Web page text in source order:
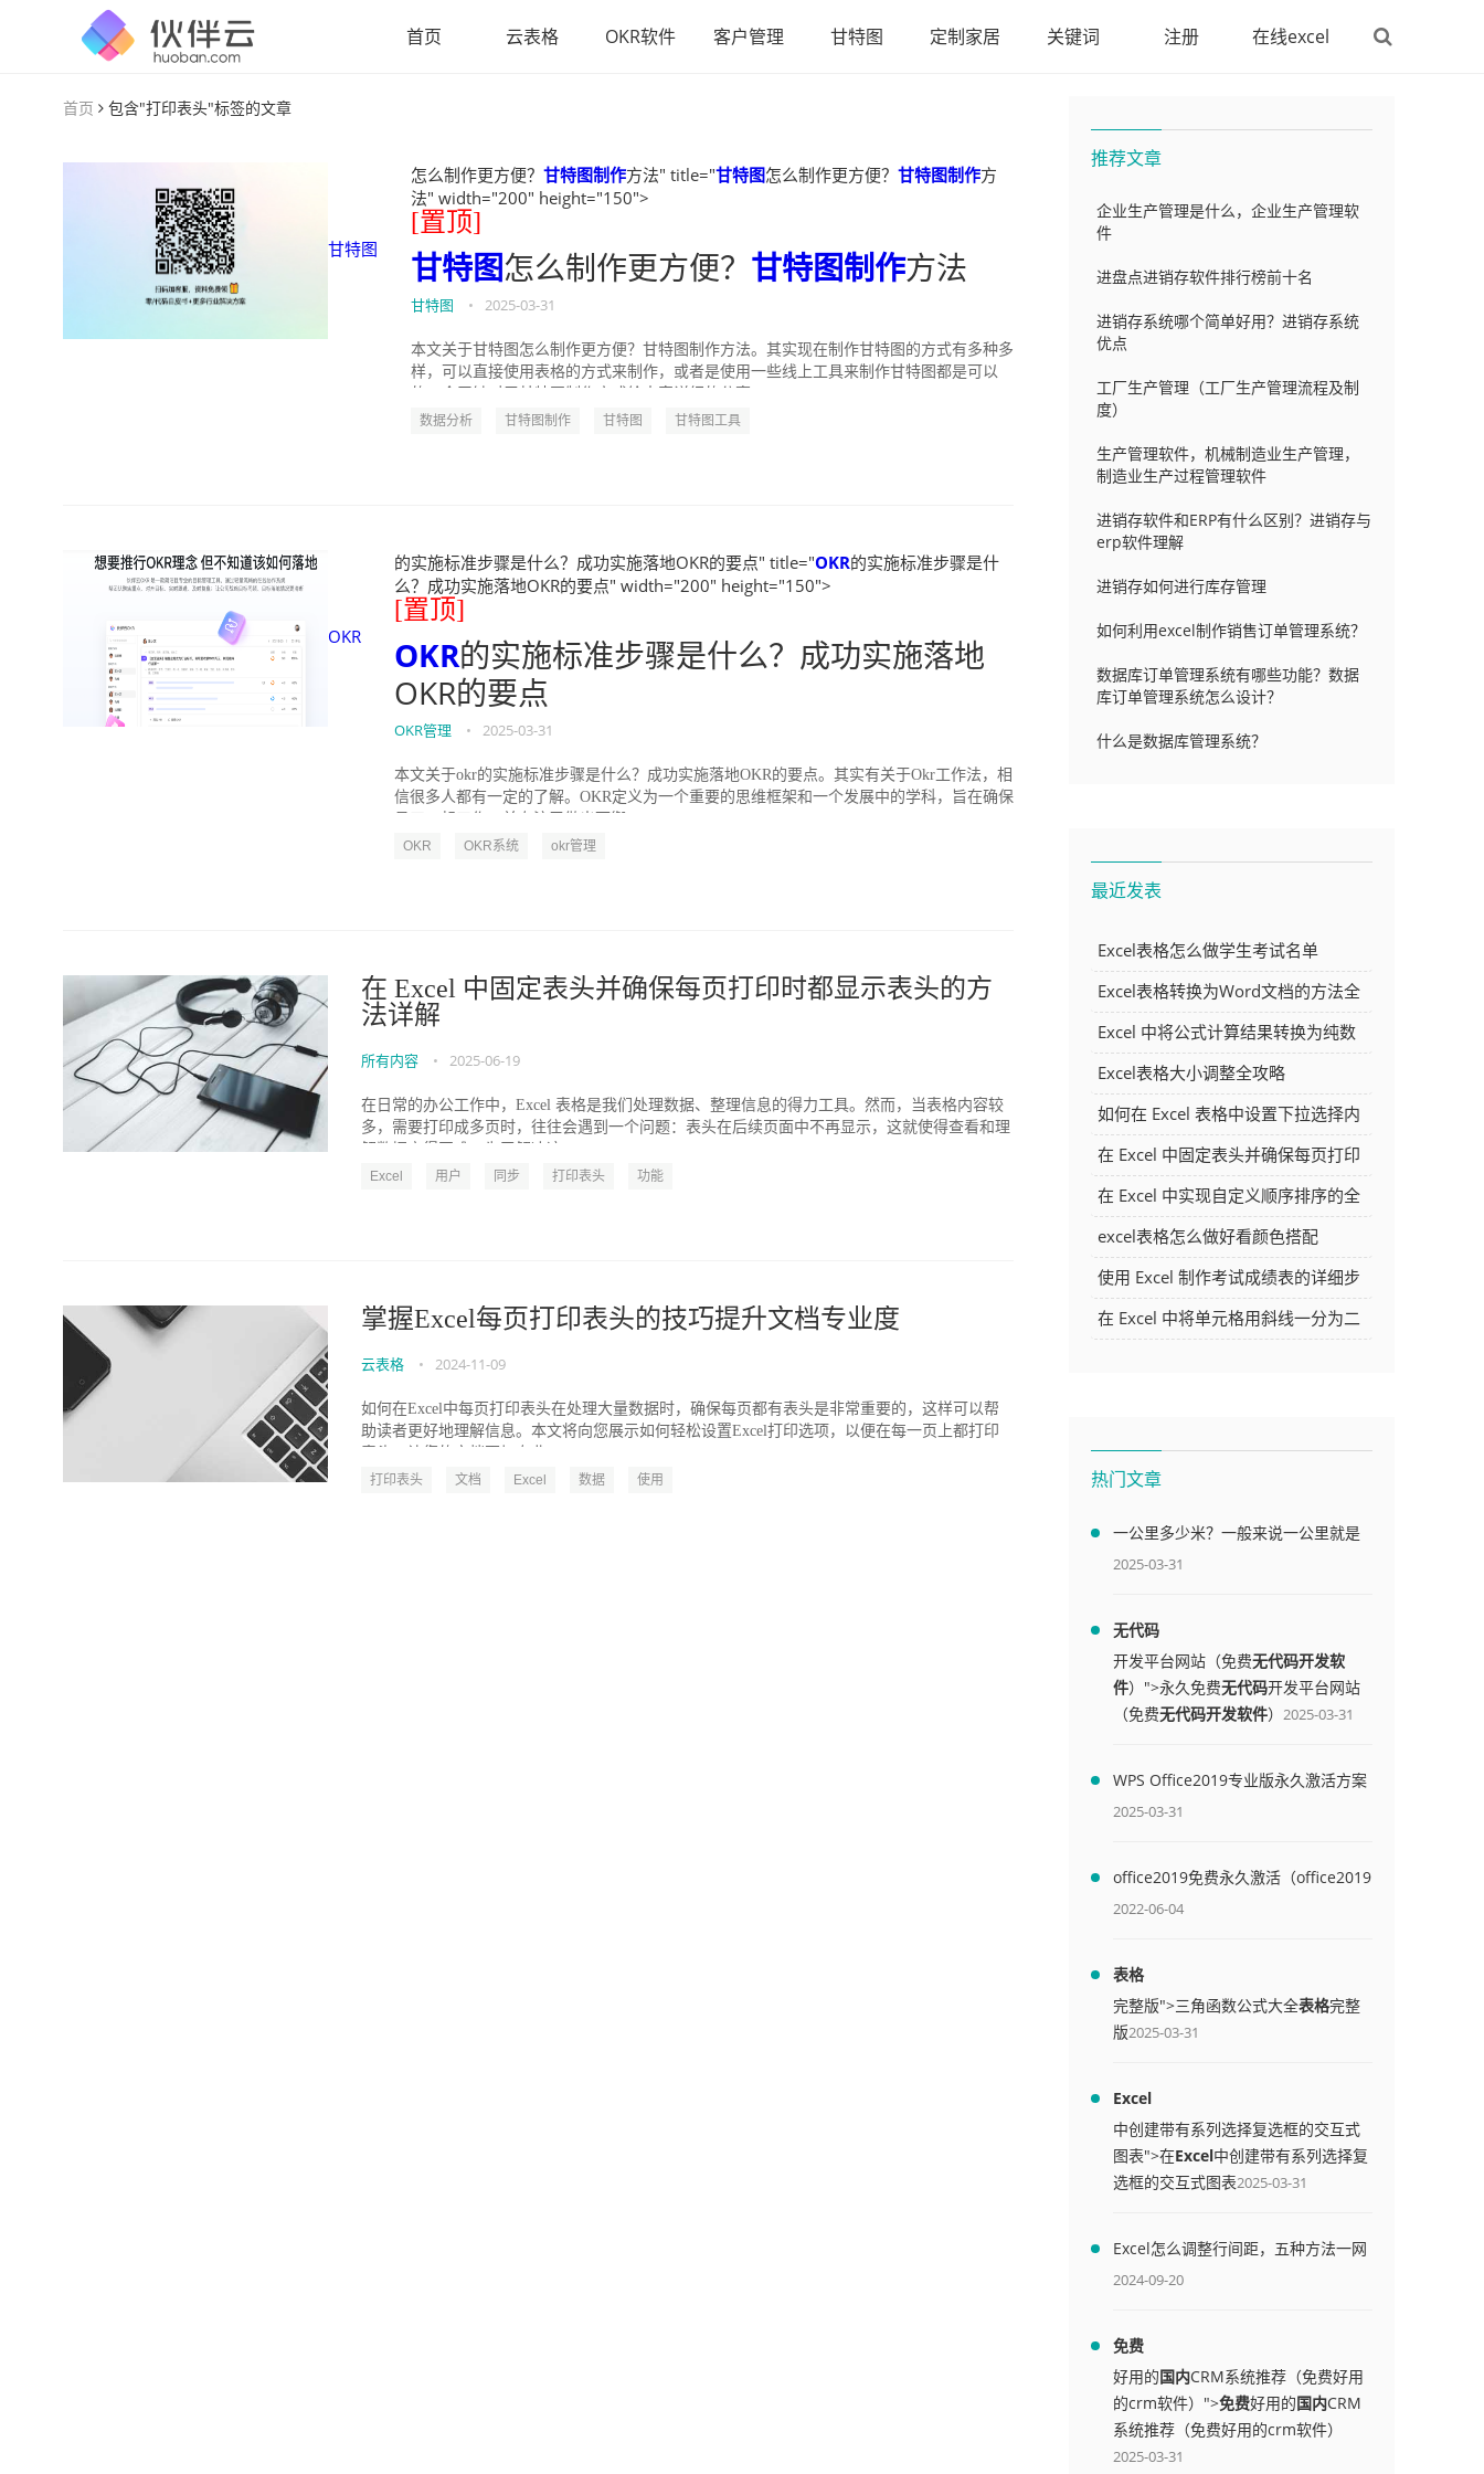
首页 云表格 OKR软件 客户管理 甘特图 定制家居 关键词 注册 在线excel
首页 包含"打印表头"标签的文章
甘特图
怎么制作更方便？ 甘特图制作方法" title="甘特图怎么制作更方便？ 甘特图制作方
法" width="200" height="150">
[置顶]
甘特图怎么制作更方便？ 甘特图制作方法
甘特图 • 2025-03-31
本文关于甘特图怎么制作更方便？甘特图制作方法。其实现在制作甘特图的方式有多种多
样，可以直接使用表格的方式来制作，或者是使用一些线上工具来制作甘特图都是可以
数据分析 甘特图制作 甘特图 甘特图工具
OKR
的实施标准步骤是什么？成功实施落地OKR的要点" title="OKR的实施标准步骤是什
么？成功实施落地OKR的要点" width="200" height="150">
[置顶]
OKR的实施标准步骤是什么？成功实施落地
OKR的要点
OKR管理 • 2025-03-31
本文关于okr的实施标准步骤是什么？成功实施落地OKR的要点。其实有关于Okr工作法，相
信很多人都有一定的了解。OKR定义为一个重要的思维框架和一个发展中的学科，旨在确保
OKR OKR系统 okr管理
在 Excel 中固定表头并确保每页打印时都显示表头的方
法详解
所有内容 • 2025-06-19
在日常的办公工作中，Excel 表格是我们处理数据、整理信息的得力工具。然而，当表格内容较
多，需要打印成多页时，往往会遇到一个问题：表头在后续页面中不再显示，这就使得查看和理
Excel 用户 同步 打印表头 功能
掌握Excel每页打印表头的技巧提升文档专业度
云表格 • 2024-11-09
如何在Excel中每页打印表头在处理大量数据时，确保每页都有表头是非常重要的，这样可以帮
助读者更好地理解信息。本文将向您展示如何轻松设置Excel打印选项，以便在每一页上都打印
打印表头 文档 Excel 数据 使用
推荐文章
企业生产管理是什么，企业生产管理软
件
进盘点进销存软件排行榜前十名
进销存系统哪个简单好用？进销存系统
优点
工厂生产管理（工厂生产管理流程及制
度）
生产管理软件，机械制造业生产管理，
制造业生产过程管理软件
进销存软件和ERP有什么区别？进销存与
erp软件理解
进销存如何进行库存管理
如何利用excel制作销售订单管理系统？
数据库订单管理系统有哪些功能？数据
库订单管理系统怎么设计？
什么是数据库管理系统？
最近发表
Excel表格怎么做学生考试名单
Excel表格转换为Word文档的方法全
解析
Excel 中将公式计算结果转换为纯数
字的多种方法
Excel表格大小调整全攻略
如何在 Excel 表格中设置下拉选择内
容
在 Excel 中固定表头并确保每页打印
时都显示表头的方法详解
在 Excel 中实现自定义顺序排序的全
面指南
excel表格怎么做好看颜色搭配
使用 Excel 制作考试成绩表的详细步
骤及技巧
在 Excel 中将单元格用斜线一分为二
热门文章
一公里多少米？一般来说一公里就是
1000米
2025-03-31
无代码
开发平台网站（免费无代码开发软
件）">永久免费无代码开发平台网站
（免费无代码开发软件） 2025-03-31
WPS Office2019专业版永久激活方案
(附终身授权序列号)
2025-03-31
office2019免费永久激活（office2019
免费永久激活码）
2022-06-04
表格
完整版">三角函数公式大全表格完整
版2025-03-31
Excel
中创建带有系列选择复选框的交互式
图表">在Excel中创建带有系列选择复
选框的交互式图表2025-03-31
Excel怎么调整行间距，五种方法一网
打尽
2024-09-20
免费
好用的国内CRM系统推荐（免费好用
的crm软件）">免费好用的国内CRM
系统推荐（免费好用的crm软件）
2025-03-31